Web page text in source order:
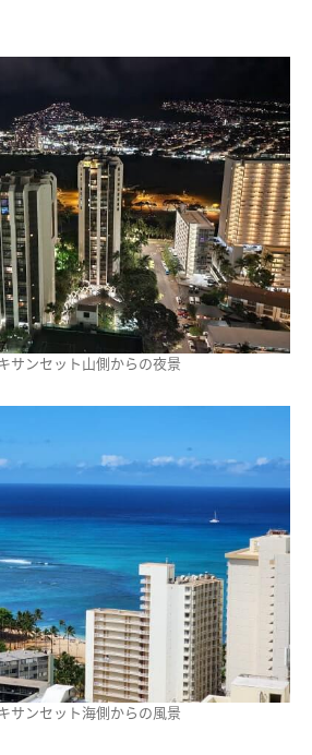
サンセット山側からの夜景
サンセット海側からの風景